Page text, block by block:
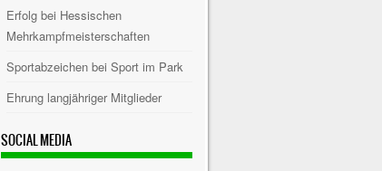
Erfolg bei Hessischen
Mehrkampfmeisterschaften
Sportabzeichen bei Sport im Park
Ehrung langjähriger Mitglieder
SOCIAL MEDIA